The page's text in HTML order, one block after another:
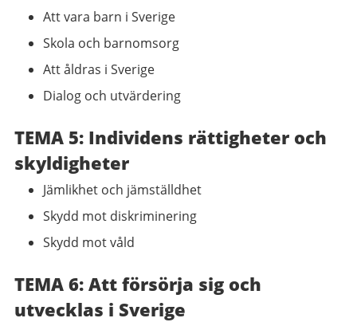
Att vara barn i Sverige
Skola och barnomsorg
Att åldras i Sverige
Dialog och utvärdering
TEMA 5: Individens rättigheter och
skyldigheter
Jämlikhet och jämställdhet
Skydd mot diskriminering
Skydd mot våld
TEMA 6: Att försörja sig och
utvecklas i Sverige